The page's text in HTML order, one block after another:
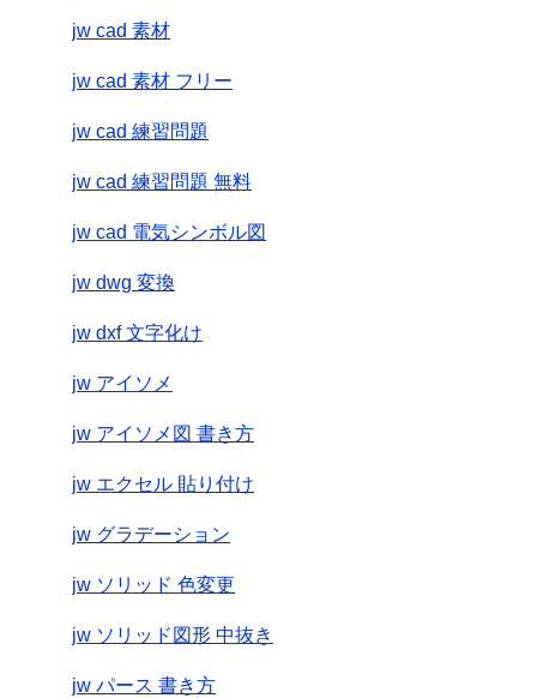
jw cad 素材
jw cad 素材 フリー
jw cad 練習問題
jw cad 練習問題 無料
jw cad 電気シンボル図
jw dwg 変換
jw dxf 文字化け
jw アイソメ
jw アイソメ図 書き方
jw エクセル 貼り付け
jw グラデーション
jw ソリッド 色変更
jw ソリッド図形 中抜き
jw パース 書き方